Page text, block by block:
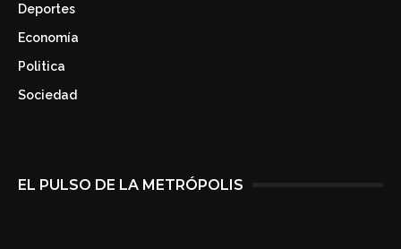
Deportes
Economía
Politica
Sociedad
EL PULSO DE LA METRÓPOLIS